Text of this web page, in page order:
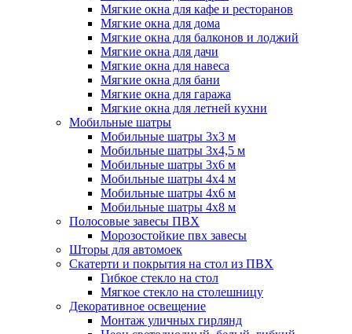
Мягкие окна для кафе и ресторанов
Мягкие окна для дома
Мягкие окна для балконов и лоджий
Мягкие окна для дачи
Мягкие окна для навеса
Мягкие окна для бани
Мягкие окна для гаража
Мягкие окна для летней кухни
Мобильные шатры
Мобильные шатры 3х3 м
Мобильные шатры 3х4,5 м
Мобильные шатры 3х6 м
Мобильные шатры 4х4 м
Мобильные шатры 4х6 м
Мобильные шатры 4х8 м
Полосовые завесы ПВХ
Морозостойкие пвх завесы
Шторы для автомоек
Скатерти и покрытия на стол из ПВХ
Гибкое стекло на стол
Мягкое стекло на столешницу
Декоративное освещение
Монтаж уличных гирлянд